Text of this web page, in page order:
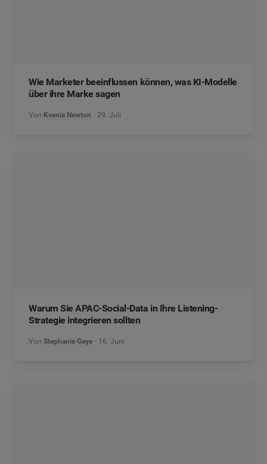
Wie Marketer beeinflussen können, was KI-Modelle
über ihre Marke sagen
Von Ksenia Newton 29. Juli
Warum Sie APAC-Social-Data in Ihre Listening-
Strategie integrieren sollten
Von Stephanie Gaye 16. Juni